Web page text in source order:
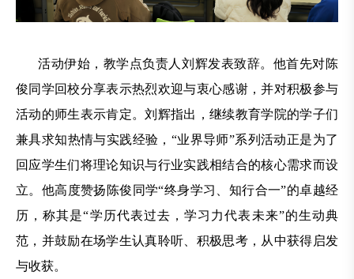
活动伊始，教学点负责人刘辉发表致辞。他首先对陈
俊同学回校分享表示热烈欢迎与衷心感谢，并对积极参与
活动的师生表示肯定。刘辉指出，继续教育学院的学子们
兼具求知热情与实践经验，“业界导师”系列活动正是为了
回应学生们将理论知识与行业实践相结合的核心需求而设
立。他高度赞扬陈俊同学“终身学习、知行合一”的卓越经
历，称其是“学历代表过去，学习力代表未来”的生动典
范，并鼓励在场学生认真聆听、积极思考，从中获得启发
与收获。